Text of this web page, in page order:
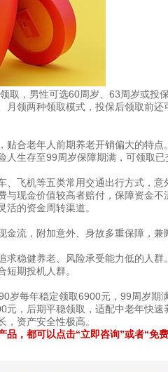
取，男性可选60周岁、63周岁或投
月领两种领取模式，投保后领取前还
贴合老年人前期养老开销偏大的特点
人生存至99周岁保障期满，可领取已
、飞机等五类常用交通出行方式，意
与现金价值较高者赔付，保障资金不
的资金周转渠道。
金流，附加意外、身故多重保障，兼
求稳健养老、风险承受能力低的人群
期投机人群。
岁每年稳定领取6900元，99周岁期
元，后期平稳领取，适配中老年快速
资产安全性极高。
品，都可以点击“立即咨询”或者“免